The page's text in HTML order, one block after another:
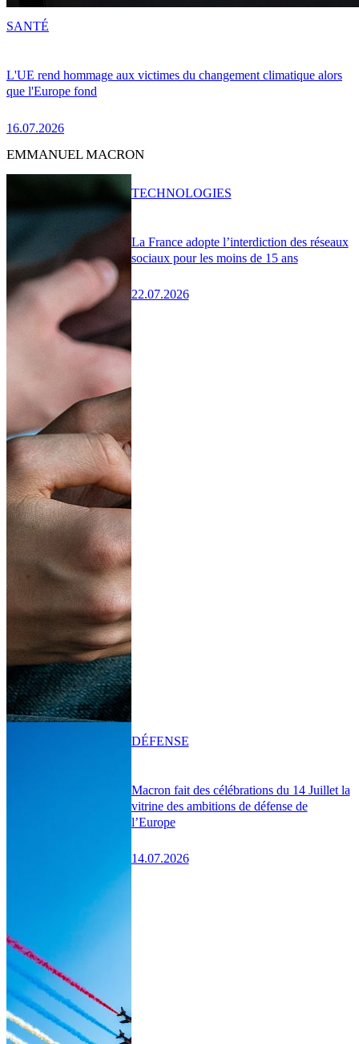
L'UE rend hommage aux victimes du changement climatique alors
que l'Europe fond
16.07.2026
SANTÉ
EMMANUEL MACRON
La France adopte l’interdiction des réseaux
sociaux pour les moins de 15 ans
22.07.2026
TECHNOLOGIES
Macron fait des célébrations du 14 Juillet la
vitrine des ambitions de défense de
l’Europe
14.07.2026
DÉFENSE